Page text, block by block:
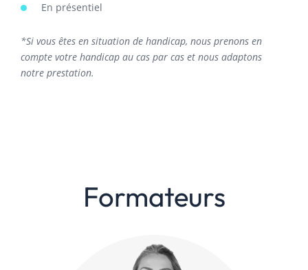
En présentiel
*Si vous êtes en situation de handicap, nous prenons en
compte votre handicap au cas par cas et nous adaptons
notre prestation.
Formateurs